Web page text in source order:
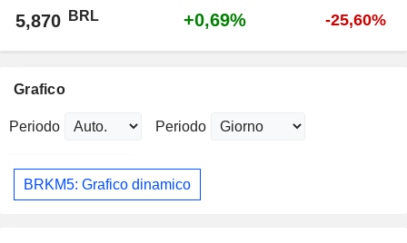
5,870 BRL +0,69% -25,60%
Grafico
Periodo Periodo
BRKM5: Grafico dinamico